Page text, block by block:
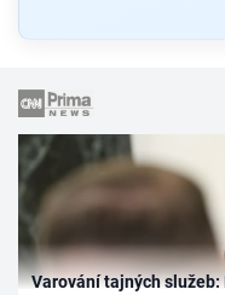
Varování tajných služeb: